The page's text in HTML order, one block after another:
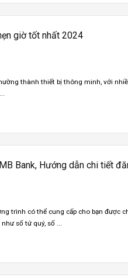
giờ tốt nhất 2024
thành thiết bị thông minh, với
Bank, Hướng dẫn chi tiết
trình có thể cung cấp cho bạn được
số tứ quý, số ...